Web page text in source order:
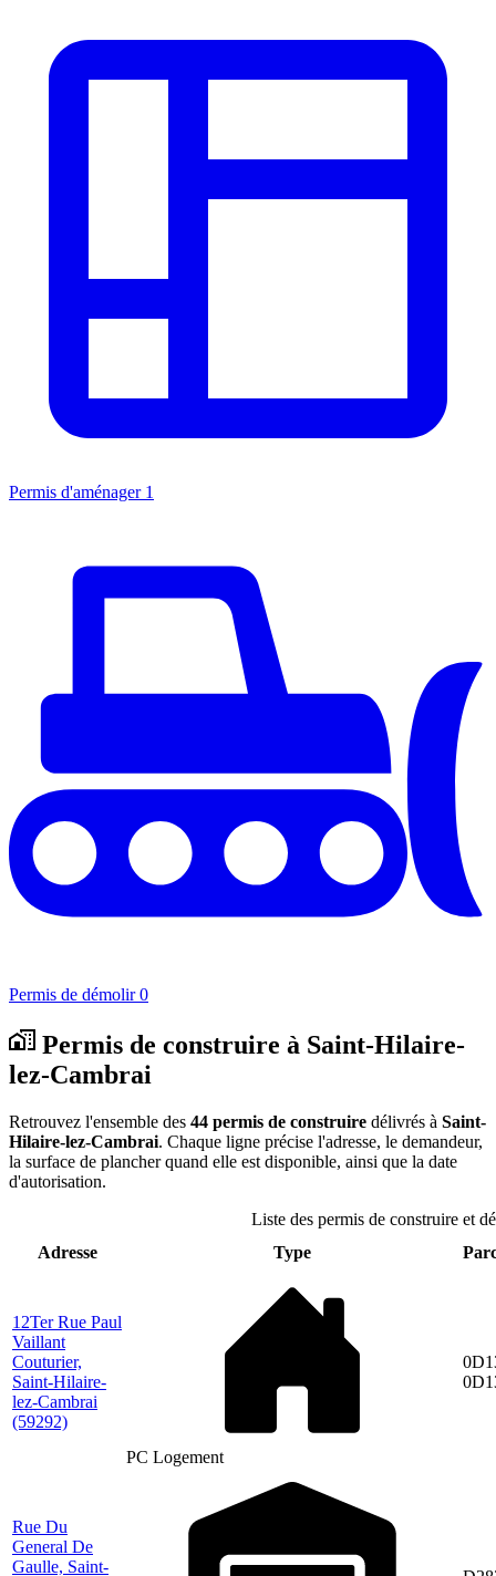
Permis d'aménager 1
Permis de démolir 0
Permis de construire à Saint-Hilaire-
lez-Cambrai
Retrouvez l'ensemble des 44 permis de construire délivrés à Saint-
Hilaire-lez-Cambrai. Chaque ligne précise l'adresse, le demandeur,
la surface de plancher quand elle est disponible, ainsi que la date
d'autorisation.
Liste des permis de construire et
Adresse
Type
12Ter Rue Paul
Vaillant
Couturier,
Saint-Hilaire-
lez-Cambrai
(59292)
PC Logement
Rue Du
General De
Gaulle, Saint-